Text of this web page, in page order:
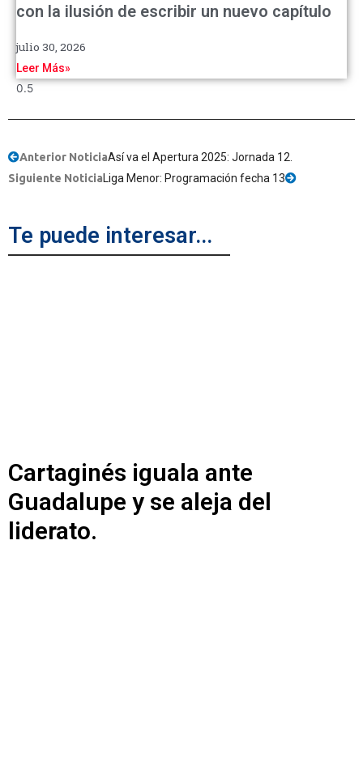
con la ilusión de escribir un nuevo capítulo
julio 30, 2026
Leer Más»
Anterior NoticiaAsí va el Apertura 2025: Jornada 12.
Siguiente NoticiaLiga Menor: Programación fecha 13
Te puede interesar...
Cartaginés iguala ante
Guadalupe y se aleja del
liderato.